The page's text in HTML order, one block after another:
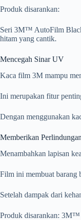
Produk disarankan:
Seri 3M™ AutoFilm
hitam yang cantik.
Mencegah Sinar UV
Kaca film 3M mampu
Ini merupakan fitur
Dengan menggunakan
Memberikan
Menambahkan lapisan
Film ini membuat barang
Setelah dampak dari
Produk disarankan: